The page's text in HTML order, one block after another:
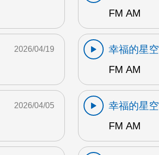
FM AM
2026/04/19
幸福的星空
FM AM
2026/04/05
幸福的星空
FM AM